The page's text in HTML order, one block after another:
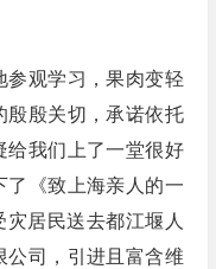
参观学习，果肉变轻
殷殷关切，承诺依托
给我们上了一堂很好
了《致上海亲人的一
灾居民送去都江堰人
公司，引进且富含维